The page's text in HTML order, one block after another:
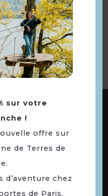
NEWSLETTER
LES
sur votre
!
offre sur
de Terres de
d’aventure chez
de Paris,